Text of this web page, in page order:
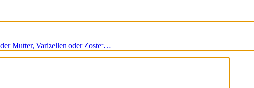
der Mutter, Varizellen oder Zoster…